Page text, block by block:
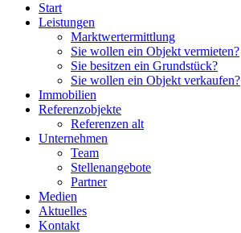
Start
Leistungen
Marktwertermittlung
Sie wollen ein Objekt vermieten?
Sie besitzen ein Grundstück?
Sie wollen ein Objekt verkaufen?
Immobilien
Referenzobjekte
Referenzen alt
Unternehmen
Team
Stellenangebote
Partner
Medien
Aktuelles
Kontakt